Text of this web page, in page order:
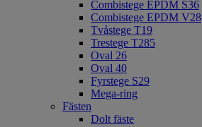
Combistege EPDM S36
Combistege EPDM V28
Tvåstege T19
Trestege T285
Oval 26
Oval 40
Fyrstege S29
Mega-ring
Fästen
Dolt fäste